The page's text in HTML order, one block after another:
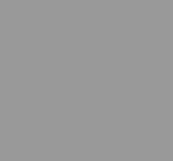
งหวัดพะเยา
ลงพื้นที่เยี่ยมเกษตรกรชาวอำเภอแม่แจ่ม จังห